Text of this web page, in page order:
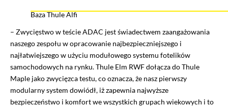
Baza Thule Alfi
– Zwycięstwo w teście ADAC jest świadectwem zaangażowania
naszego zespołu w opracowanie najbezpieczniejszego i
najłatwiejszego w użyciu modułowego systemu fotelików
samochodowych na rynku. Thule Elm RWF dołącza do Thule
Maple jako zwycięzca testu, co oznacza, że nasz pierwszy
modularny system dowiódł, iż zapewnia najwyższe
bezpieczeństwo i komfort we wszystkich grupach wiekowych i to